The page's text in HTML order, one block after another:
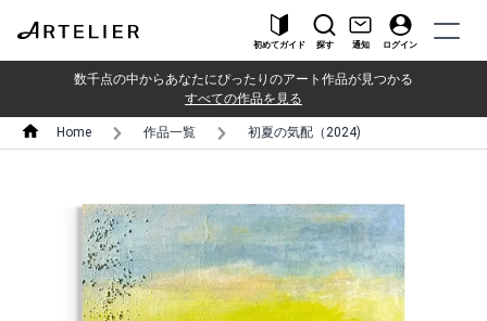
初めてガイド 探す 通知 ログイン
数千点の中からあなたにぴったりのアート作品が見つかる
すべての作品を見る
Home 作品一覧 初夏の気配（2024)